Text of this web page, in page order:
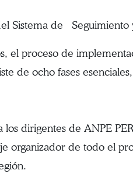
Sistema de Seguimiento
el proceso de
de ocho fases
dirigentes de ANPE
organizador de todo el